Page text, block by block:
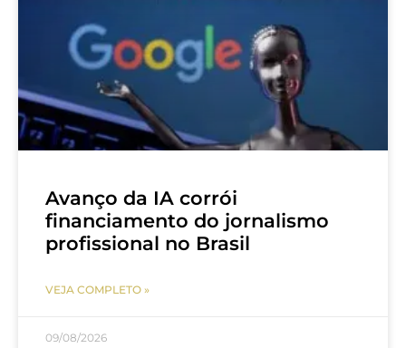
Avanço da IA corrói
financiamento do jornalismo
profissional no Brasil
VEJA COMPLETO »
09/08/2026